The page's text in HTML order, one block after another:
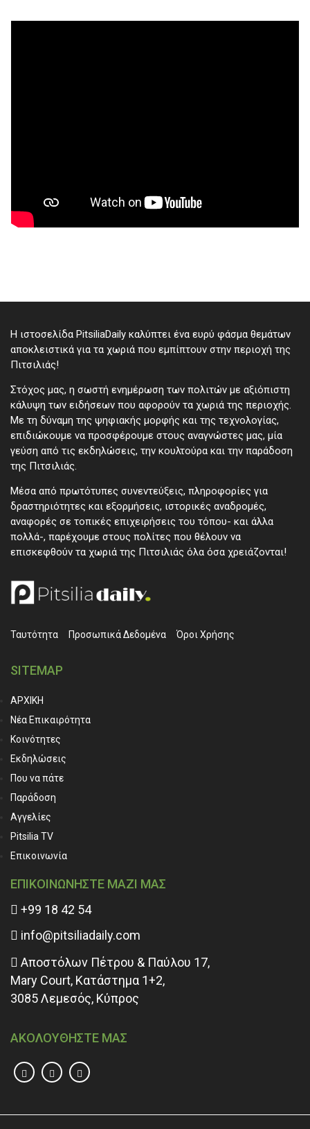
Η ιστοσελίδα PitsiliaDaily καλύπτει ένα ευρύ φάσμα θεμάτων
αποκλειστικά για τα χωριά που εμπίπτουν στην περιοχή της
Πιτσιλιάς!
Στόχος μας, η σωστή ενημέρωση των πολιτών με αξιόπιστη
κάλυψη των ειδήσεων που αφορούν τα χωριά της περιοχής.
Με τη δύναμη της ψηφιακής μορφής και της τεχνολογίας,
επιδιώκουμε να προσφέρουμε στους αναγνώστες μας, μία
γεύση από τις εκδηλώσεις, την κουλτούρα και την παράδοση
της Πιτσιλιάς.
Μέσα από πρωτότυπες συνεντεύξεις, πληροφορίες για
δραστηριότητες και εξορμήσεις, ιστορικές αναδρομές,
αναφορές σε τοπικές επιχειρήσεις του τόπου- και άλλα
πολλά-, παρέχουμε στους πολίτες που θέλουν να
επισκεφθούν τα χωριά της Πιτσιλιάς όλα όσα χρειάζονται!
Ταυτότητα Προσωπικά ∆εδομένα Όροι Χρήσης
SITEMAP
ΑΡΧΙΚΗ
Νέα Επικαιρότητα
Κοινότητες
Εκδηλώσεις
Που να πάτε
Παράδοση
Αγγελίες
Pitsilia TV
Επικοινωνία
ΕΠΙΚΟΙΝΩΝΗΣΤΕ ΜΑΖΙ ΜΑΣ
+99 18 42 54
info@pitsiliadaily.com
Αποστόλων Πέτρου & Παύλου 17,
Mary Court, Κατάστημα 1+2,
3085 Λεμεσός, Κύπρος
ΑΚΟΛΟΥΘΗΣΤΕ ΜΑΣ